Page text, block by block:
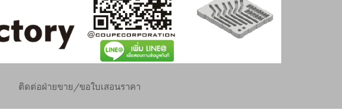
ติดต่อฝ่ายขาย/ขอใบเสอนราคา